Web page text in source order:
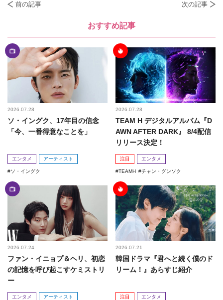
前の記事 次の記事
おすすめ記事
2026.07.28
ソ・イングク、17年目の信念
「今、一番得意なことを」
エンタメ アーティスト
ソ・イングク
2026.07.28
TEAM H デジタルアルバム『D
AWN AFTER DARK』 8/4配信
リリース決定！
注目 エンタメ
TEAMH チャン・グンソク
2026.07.24
ファン・イニョプ＆ヘリ、初恋
の記憶を呼び起こすケミストリ
ー
エンタメ アーティスト
2026.07.21
韓国ドラマ『君へと続く僕のド
リーム！』あらすじ紹介
注目 エンタメ